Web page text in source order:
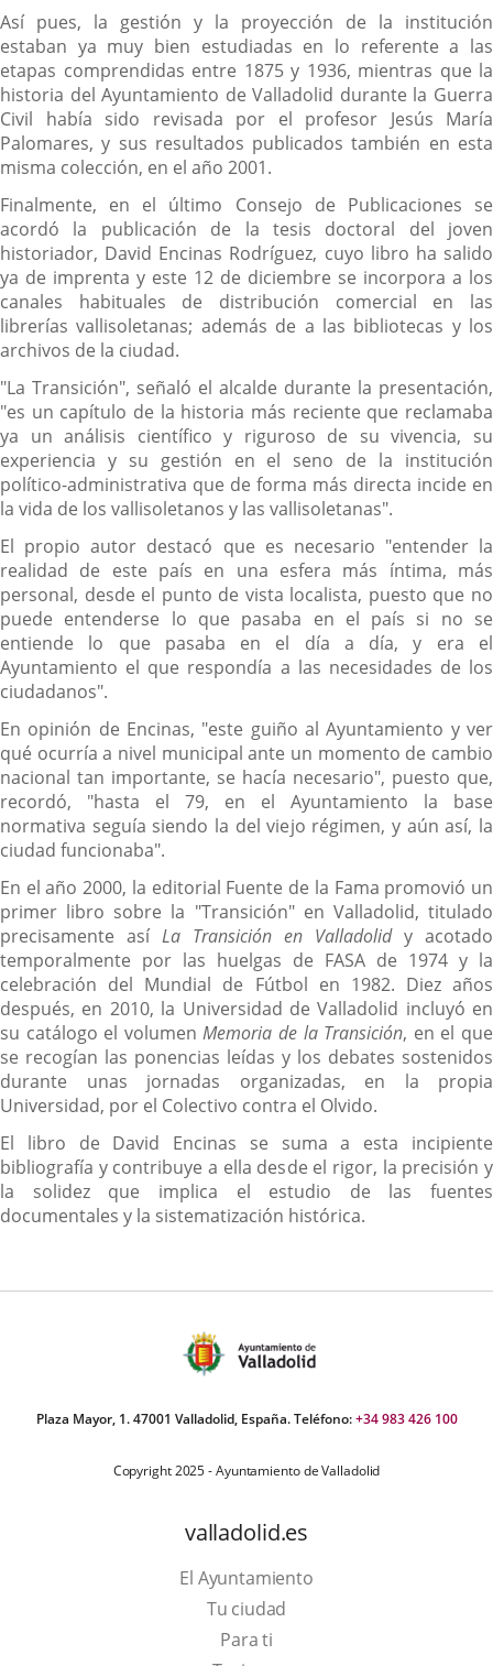
Así pues, la gestión y la proyección de la institución
estaban ya muy bien estudiadas en lo referente a las
etapas comprendidas entre 1875 y 1936, mientras que la
historia del Ayuntamiento de Valladolid durante la Guerra
Civil había sido revisada por el profesor Jesús María
Palomares, y sus resultados publicados también en esta
misma colección, en el año 2001.
Finalmente, en el último Consejo de Publicaciones se
acordó la publicación de la tesis doctoral del joven
historiador, David Encinas Rodríguez, cuyo libro ha salido
ya de imprenta y este 12 de diciembre se incorpora a los
canales habituales de distribución comercial en las
librerías vallisoletanas; además de a las bibliotecas y los
archivos de la ciudad.
"La Transición", señaló el alcalde durante la presentación,
"es un capítulo de la historia más reciente que reclamaba
ya un análisis científico y riguroso de su vivencia, su
experiencia y su gestión en el seno de la institución
político-administrativa que de forma más directa incide en
la vida de los vallisoletanos y las vallisoletanas".
El propio autor destacó que es necesario "entender la
realidad de este país en una esfera más íntima, más
personal, desde el punto de vista localista, puesto que no
puede entenderse lo que pasaba en el país si no se
entiende lo que pasaba en el día a día, y era el
Ayuntamiento el que respondía a las necesidades de los
ciudadanos".
En opinión de Encinas, "este guiño al Ayuntamiento y ver
qué ocurría a nivel municipal ante un momento de cambio
nacional tan importante, se hacía necesario", puesto que,
recordó, "hasta el 79, en el Ayuntamiento la base
normativa seguía siendo la del viejo régimen, y aún así, la
ciudad funcionaba".
En el año 2000, la editorial Fuente de la Fama promovió un
primer libro sobre la "Transición" en Valladolid, titulado
precisamente así La Transición en Valladolidy acotado
temporalmente por las huelgas de FASA de 1974 y la
celebración del Mundial de Fútbol en 1982. Diez años
después, en 2010, la Universidad de Valladolid incluyó en
su catálogo el volumenMemoria de la Transición, en el que
se recogían las ponencias leídas y los debates sostenidos
durante unas jornadas organizadas, en la propia
Universidad, por el Colectivo contra el Olvido.
El libro de David Encinas se suma a esta incipiente
bibliografía y contribuye a ella desde el rigor, la precisión y
la solidez que implica el estudio de las fuentes
documentales y la sistematización histórica.
Plaza Mayor, 1. 47001 Valladolid, España. Teléfono:+34 983 426 100
Copyright 2025 - Ayuntamiento de Valladolid
valladolid.es
El Ayuntamiento
Tu ciudad
Para ti